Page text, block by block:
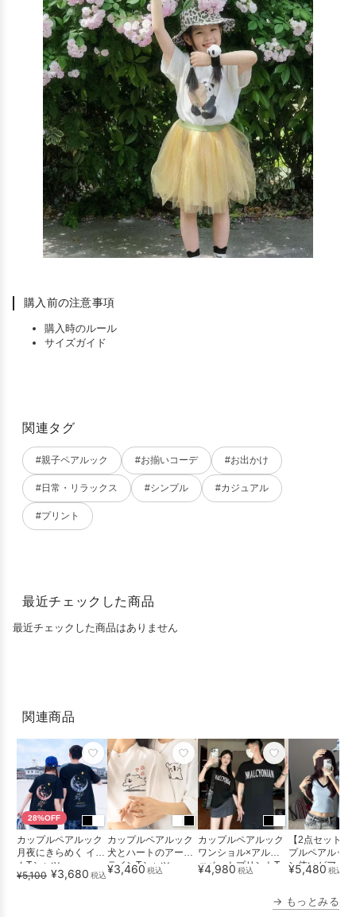
購入前の注意事項
購入時のルール
サイズガイド
関連タグ
#親子ペアルック #お揃いコーデ #お出かけ
#日常・リラックス #シンプル #カジュアル
#プリント
最近チェックした商品
最近チェックした商品はありません
関連商品
28%OFF
カップルペアルック
月夜にきらめく イル
カTシャツ
¥5,100 ¥3,680 税込
カップルペアルック
犬とハートのアート
ラインTシャツ
¥3,460 税込
カップルペアルック
ワンショル×アルフ
ァベットプリントT
シャツセッ...
¥4,980 税込
【2点セット】
プルペアルッ
ン使いがアク
ライトブ...
¥5,480 税込
→ もっとみる